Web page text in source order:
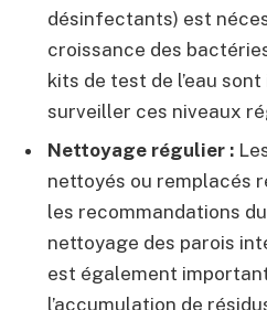
désinfectants) est
croissance des
kits de test de l’eau
surveiller ces niveaux
Nettoyage régulier :
nettoyés ou remplacés
les recommandations
nettoyage des parois
est également
l’accumulation de